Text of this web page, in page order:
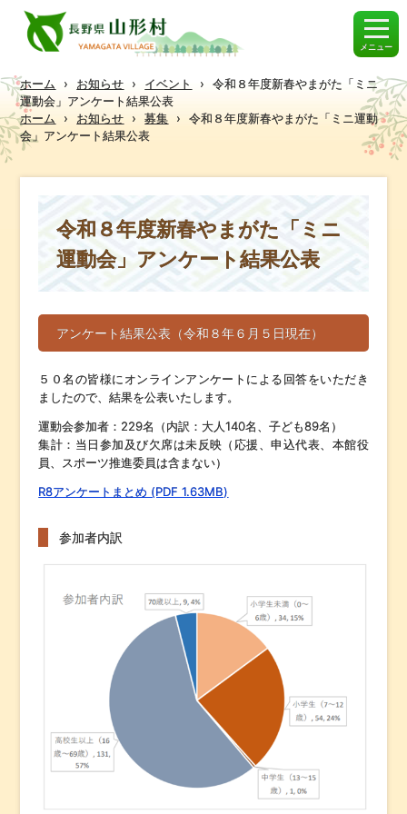
メニュー
ホーム › お知らせ › イベント ›
令和８年度新春やまがた「ミニ
運動会」アンケート結果公表
ホーム
› お知らせ › 募集 ›
令和８年度新春やまがた「ミニ運動
会」アンケート結果公表
令和８年度新春やまがた「ミニ
運動会」アンケート結果公表
アンケート結果公表（令和８年６月５日現在）
５０名の皆様にオンラインアンケートによる回答をいただき
ましたので、結果を公表いたします。
運動会参加者：229名（内訳：大人140名、子ども89名）
集計：当日参加及び欠席は未反映（応援、申込代表、本館役
員、スポーツ推進委員は含まない）
R8アンケートまとめ (PDF 1.63MB)
参加者内訳